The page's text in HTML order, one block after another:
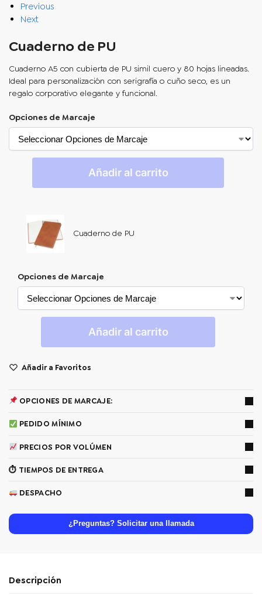
Previous
Next
Cuaderno de PU
Cuaderno A5 con cubierta de PU simil cuero y 80 hojas lineadas.
Ideal para personalización con serigrafía o cuño seco, es un
regalo corporativo elegante y funcional.
Opciones de Marcaje
Añadir al carrito
Cuaderno de PU
Opciones de Marcaje
Añadir al carrito
Añadir a Favoritos
OPCIONES DE MARCAJE:
PEDIDO MÍNIMO
PRECIOS POR VOLÚMEN
⏱ TIEMPOS DE ENTREGA
DESPACHO
¿Preguntas? Solicitar una llamada
Descripción